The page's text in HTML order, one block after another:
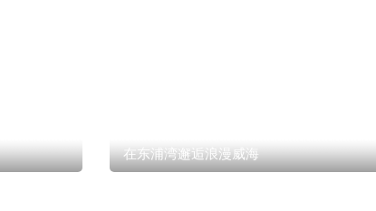
在东浦湾邂逅浪漫威海